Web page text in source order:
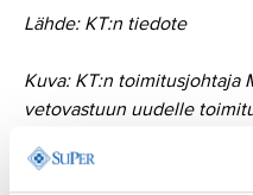
Lähde: KT:n tiedote
Kuva: KT:n toimitusjohtaja
vetovastuun uudelle
Nybondas-Kankaalle
aloittaa toimitusjohtajana 1.3.